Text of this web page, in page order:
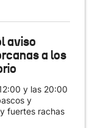
aviso
a los
y las 20:00
y
fuertes rachas